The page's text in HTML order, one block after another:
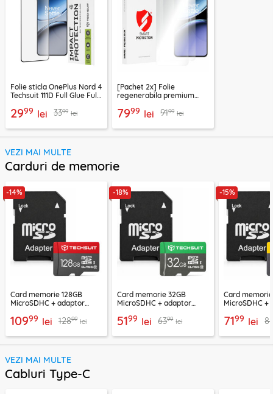
Folie sticla OnePlus Nord 4
Techsuit 111D Full Glue Full
2999 lei 3399 lei
[Pachet 2x] Folie
regenerabila premium
Protection Classic,
7999 lei 9199 lei
VEZI MAI MULTE
Carduri de memorie
-14%
Card memorie 128GB
MicroSDHC + adaptor
10999 lei 12899 lei
-18%
Card memorie 32GB
MicroSDHC + adaptor
5199 lei 6399 lei
-15%
Card
MicroSDHC +
7199 lei
VEZI MAI MULTE
Cabluri Type-C